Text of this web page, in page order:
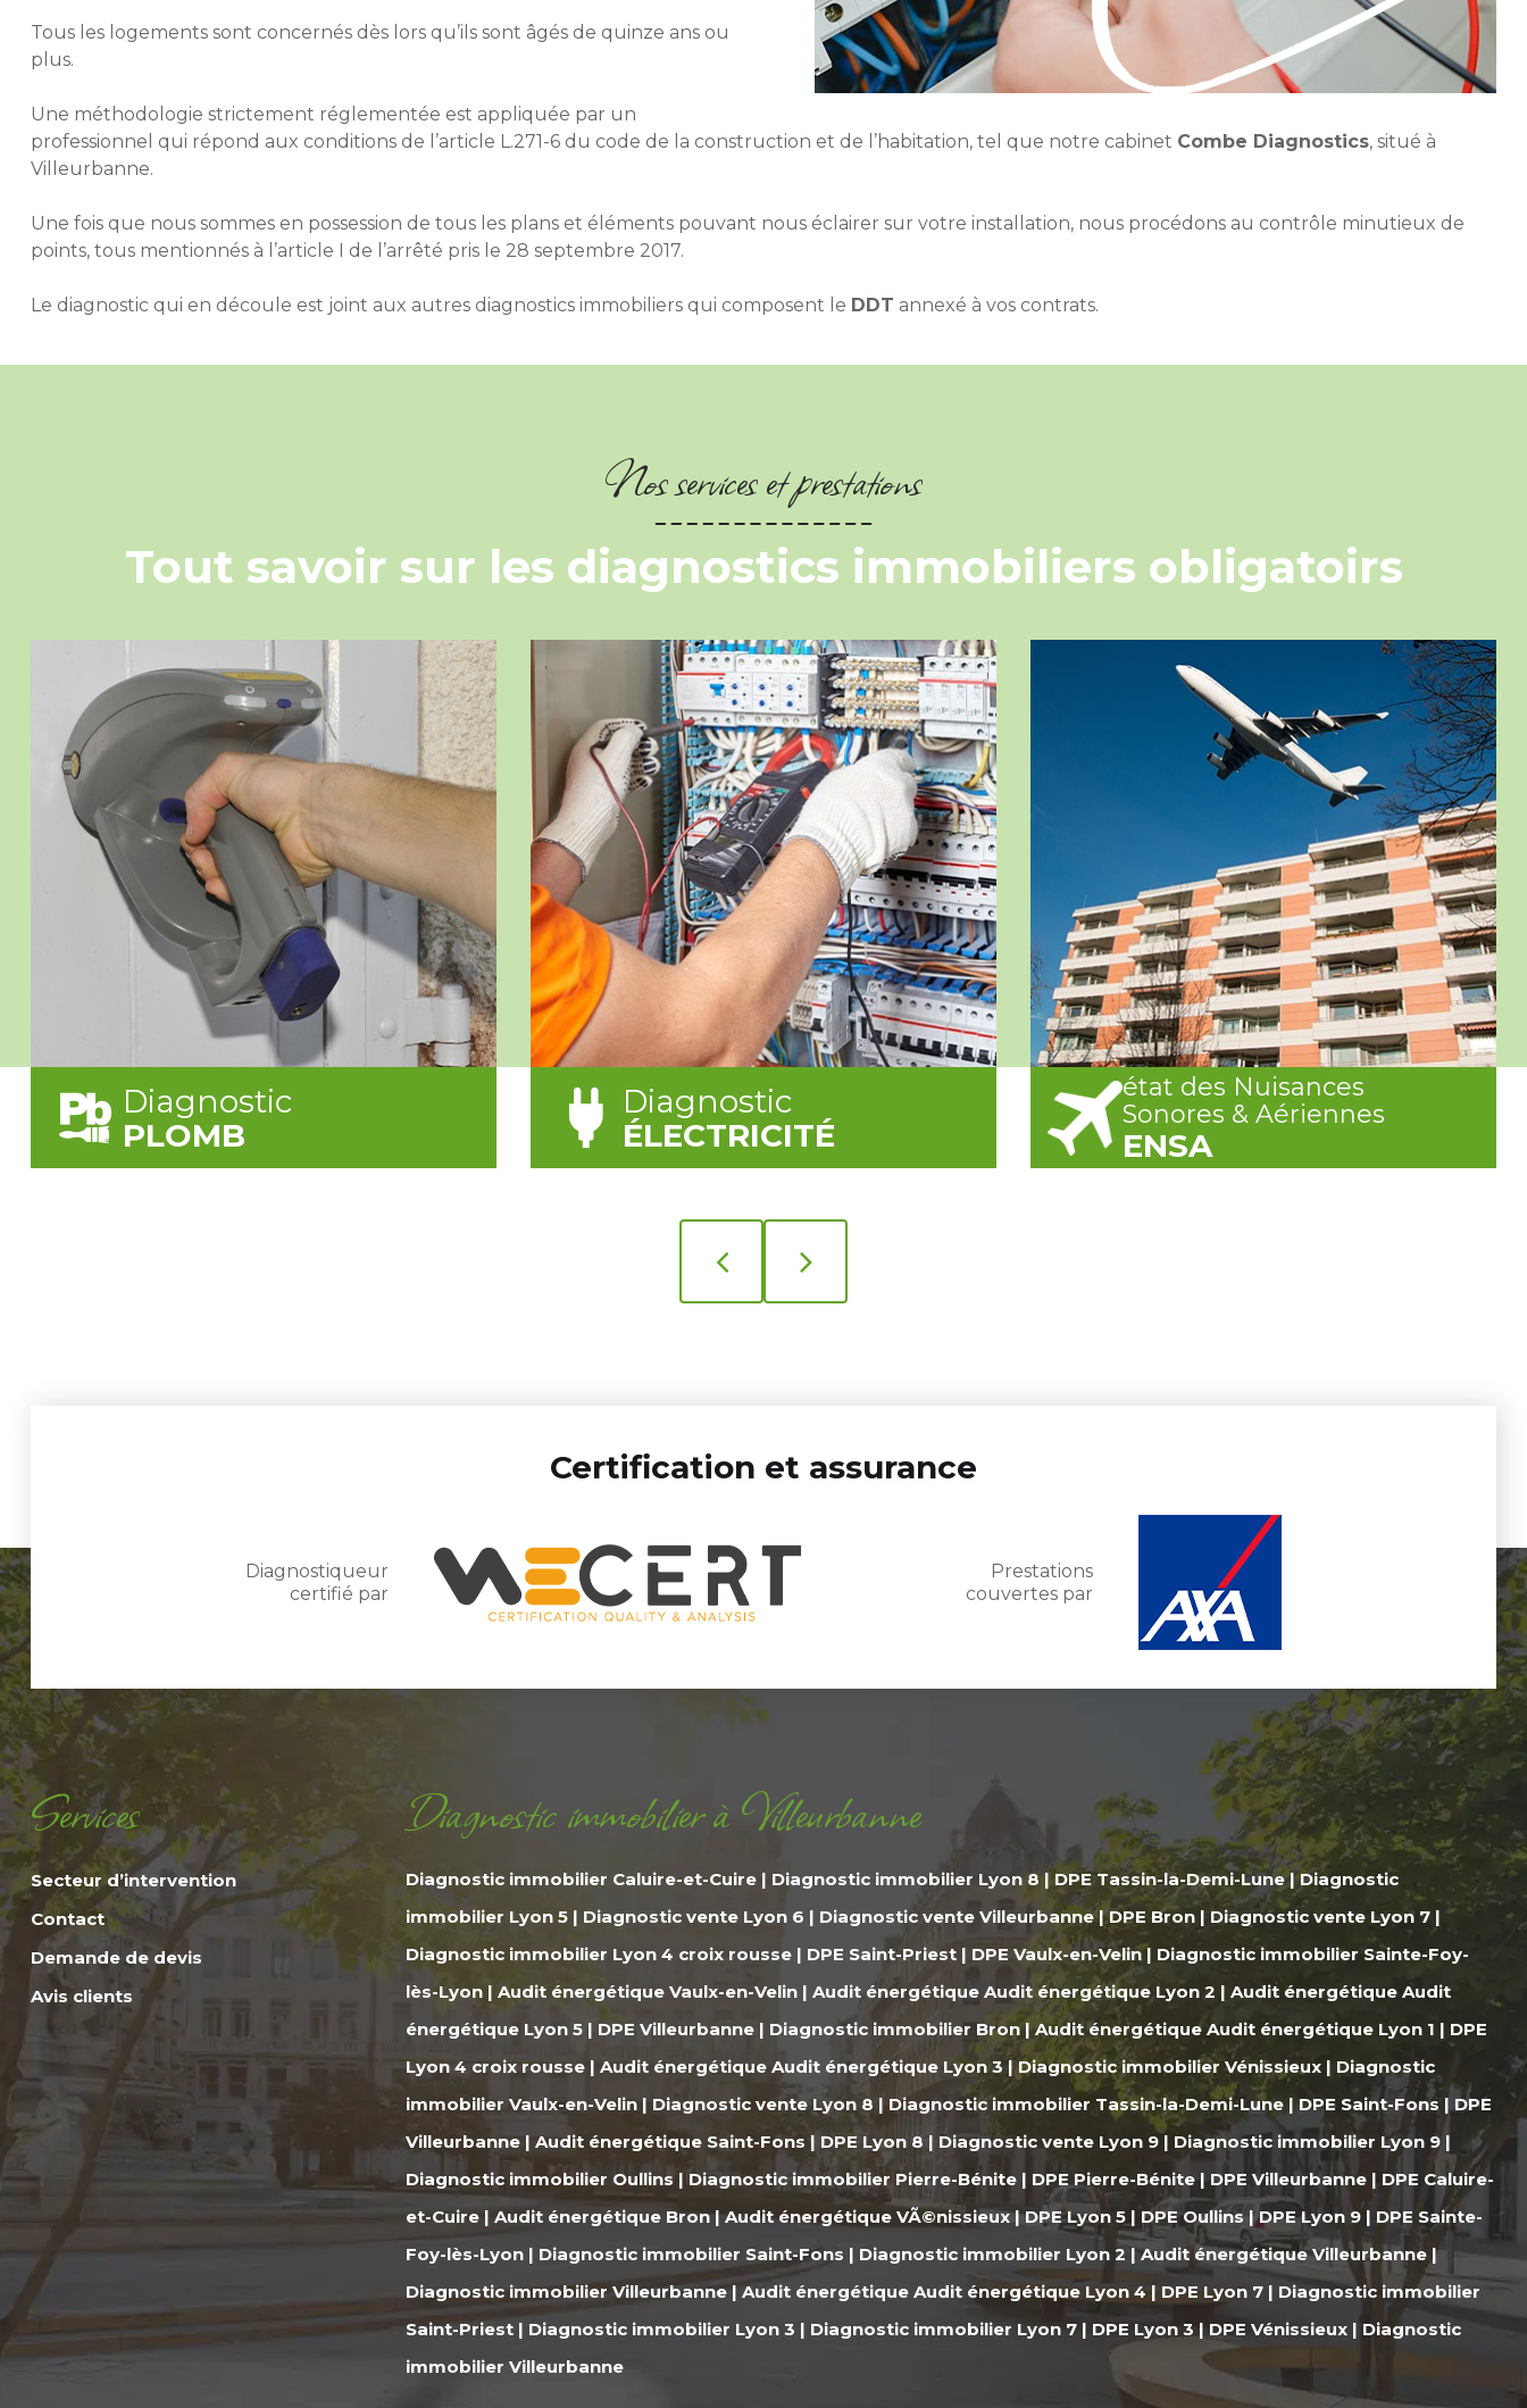
Tous les logements sont concernés dès lors qu’ils sont âgés de quinze ans ou
plus.
Une méthodologie strictement réglementée est appliquée par un
professionnel qui répond aux conditions de l’article L.271-6 du code de la construction et de l’habitation, tel que notre cabinet Combe Diagnostics, situé à
Villeurbanne.
Une fois que nous sommes en possession de tous les plans et éléments pouvant nous éclairer sur votre installation, nous procédons au contrôle minutieux de
points, tous mentionnés à l’article I de l’arrêté pris le 28 septembre 2017.
Le diagnostic qui en découle est joint aux autres diagnostics immobiliers qui composent le DDT annexé à vos contrats.
Nos services et prestations
Tout savoir sur les diagnostics immobiliers obligatoirs
Diagnostic
PLOMB
Diagnostic
ÉLECTRICITÉ
état des Nuisances
Sonores & Aériennes
ENSA
Certification et assurance
Diagnostiqueur
certifié par
Prestations
couvertes par
Services
Secteur d’intervention
Contact
Demande de devis
Avis clients
Diagnostic immobilier à Villeurbanne
Diagnostic immobilier Caluire-et-Cuire | Diagnostic immobilier Lyon 8 | DPE Tassin-la-Demi-Lune|Diagnostic
immobilier Lyon 5 | Diagnostic vente Lyon 6 | Diagnostic vente Villeurbanne|DPE Bron |Diagnostic vente Lyon 7 |
Diagnostic immobilier Lyon 4 croix rousse | DPE Saint-Priest | DPE Vaulx-en-Velin| Diagnostic immobilier Sainte-Foy-
lès-Lyon | Audit énergétique Vaulx-en-Velin | Audit énergétique Audit énergétique Lyon 2 | Audit énergétique Audit
énergétique Lyon 5 | DPE Villeurbanne | Diagnostic immobilier Bron|Audit énergétique Audit énergétique Lyon 1 | DPE
Lyon 4 croix rousse | Audit énergétique Audit énergétique Lyon 3 |Diagnostic immobilier Vénissieux | Diagnostic
immobilier Vaulx-en-Velin | Diagnostic vente Lyon 8 | Diagnostic immobilier Tassin-la-Demi-Lune |DPE Saint-Fons| DPE
Villeurbanne| Audit énergétique Saint-Fons | DPE Lyon 8 | Diagnostic vente Lyon 9 | Diagnostic immobilier Lyon 9 |
Diagnostic immobilier Oullins | Diagnostic immobilier Pierre-Bénite | DPE Pierre-Bénite | DPE Villeurbanne | DPE Caluire-
et-Cuire | Audit énergétique Bron|Audit énergétique VÃ©nissieux|DPE Lyon 5 | DPE Oullins|DPE Lyon 9 | DPE Sainte-
Foy-lès-Lyon | Diagnostic immobilier Saint-Fons | Diagnostic immobilier Lyon 2 |Audit énergétique Villeurbanne |
Diagnostic immobilier Villeurbanne| Audit énergétique Audit énergétique Lyon 4 | DPE Lyon 7 | Diagnostic immobilier
Saint-Priest | Diagnostic immobilier Lyon 3 | Diagnostic immobilier Lyon 7 | DPE Lyon 3 | DPE Vénissieux | Diagnostic
immobilier Villeurbanne